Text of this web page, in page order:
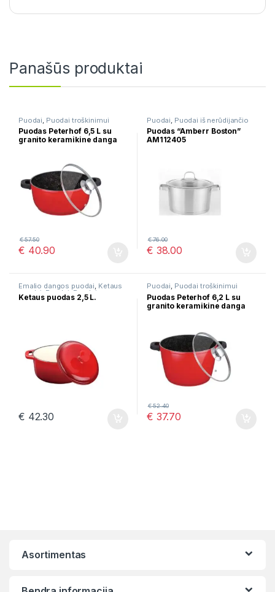
Panašūs produktai
Puodai Puodai troškinimui
Puodas Peterhof 6,5 L su
granito keramikine danga
€ 40.90
€57.50
Puodai Puodai iš nerūdijančio
plieno
Puodas “Amberr Boston”
AM112405
€ 38.00
€76.00
Emalio dangos puodai, Ketaus
puodai Puodai Puodai
troškinimui
Ketaus puodas 2,5 L.
€ 42.30
Puodai, Puodai troškinimui
Puodas Peterhof 6,2 L su
granito keramikine danga
€ 37.70
€52.40
Asortimentas